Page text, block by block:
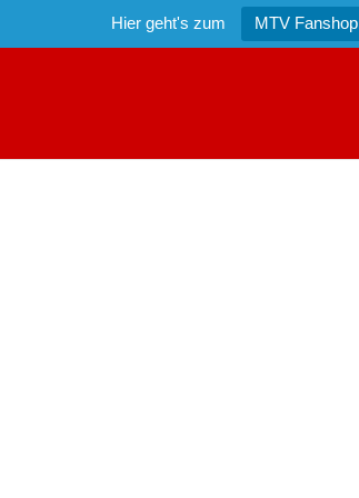
Hier geht's zum MTV Fanshop